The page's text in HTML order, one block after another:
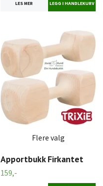
LES MER
Flere valg
Apportbukk Firkantet
159,-